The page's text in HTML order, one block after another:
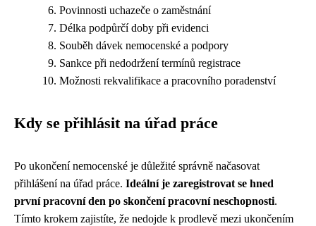
Povinnosti uchazeče o zaměstnání
Délka podpůrčí doby při evidenci
Souběh dávek nemocenské a podpory
Sankce při nedodržení termínů registrace
Možnosti rekvalifikace a pracovního poradenství
Kdy se přihlásit na úřad práce
Po ukončení nemocenské je důležité správně načasovat
přihlášení na úřad práce. Ideální je zaregistrovat se hned
první pracovní den po skončení pracovní neschopnosti.
Tímto krokem zajistíte, že nedojde k prodlevě mezi ukončením